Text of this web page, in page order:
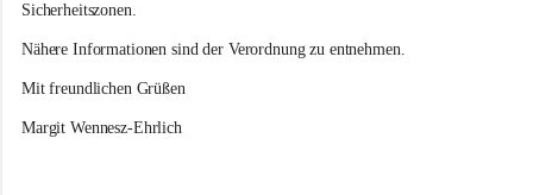
Sicherheitszonen.
Nähere Informationen sind der Verordnung zu entnehmen.
Mit freundlichen Grüßen
Margit Wennesz-Ehrlich